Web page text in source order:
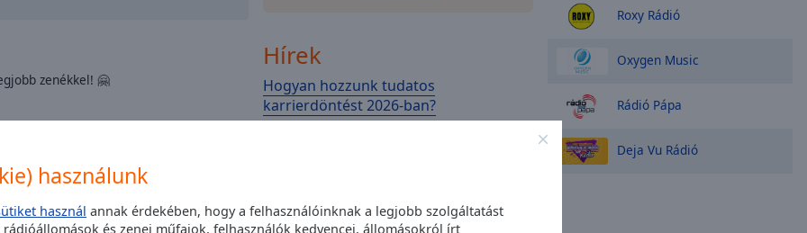
használunk
használ annak érdekében, hogy a felhasználóinknak a legjobb szolgáltatást
és zenei műfajok, felhasználók kedvencei, állomásokról írt
zenékkel! 🤗
unalmas SMS számokat,
hanem adjuk amire vágysz -
FM veled van!
Hírek
Hogyan hozzunk tudatos
karrierdöntést 2026-ban?
mikor és mire érdemes váltani. Egy tudatos
karrierdöntés ma már nem csupán arról szól,
Roxy Rádió
Oxygen Music
Rádió Pápa
Deja Vu Rádió